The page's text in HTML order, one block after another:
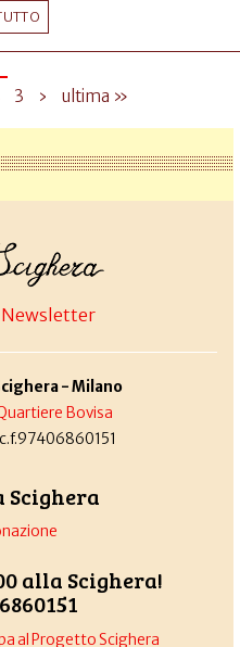
3 › ultima »
- Milano
Bovisa
Scighera
alla Scighera!
al Progetto Scighera